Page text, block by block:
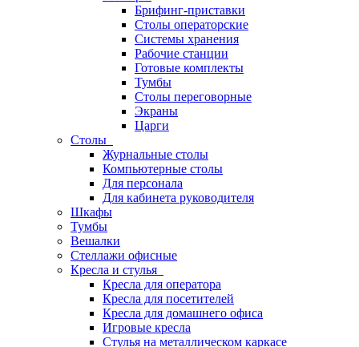
Брифинг-приставки
Столы операторские
Системы хранения
Рабочие станции
Готовые комплекты
Тумбы
Столы переговорные
Экраны
Царги
Столы
Журнальные столы
Компьютерные столы
Для персонала
Для кабинета руководителя
Шкафы
Тумбы
Вешалки
Стеллажи офисные
Кресла и стулья
Кресла для оператора
Кресла для посетителей
Кресла для домашнего офиса
Игровые кресла
Стулья на металлическом каркасе